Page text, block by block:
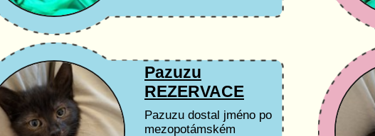
Pazuzu
REZERVACE
Pazuzu dostal jméno po
mezopotámském